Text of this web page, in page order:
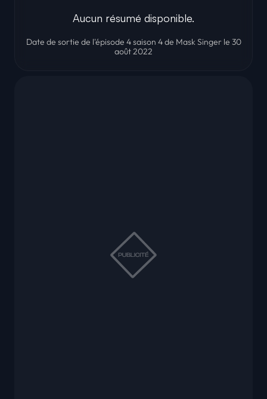
Aucun résumé disponible.
Date de sortie de l'épisode 4 saison 4 de Mask Singer le 30
août 2022